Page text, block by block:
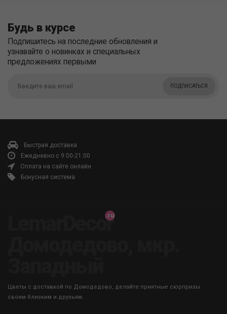
Будь в курсе
Подпишитесь на последние обновления и
узнавайте о новинках и специальных
предложениях первыми
ПОДПИСАТЬСЯ
Быстрая доставка
Ежедневно с 9:00-21:00
Оплата на сайте онлайн
Бонусная система
LemarDecor
Цветы с доставкой по Домодедово, делайте приятные сюрпризы
своим близким и друзьям.